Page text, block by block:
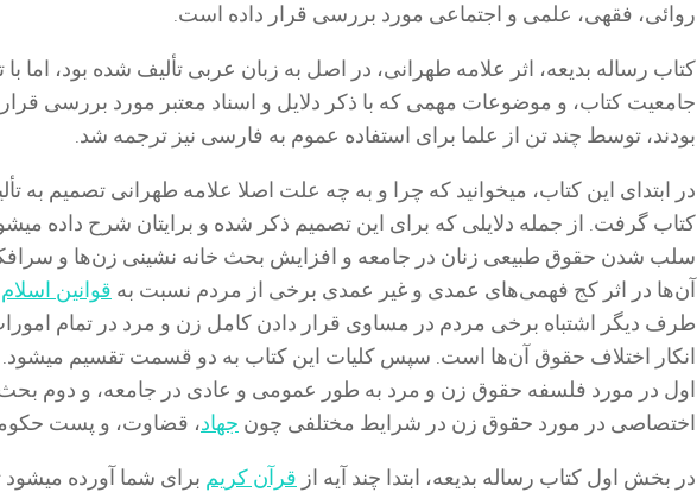
روائی، فقهی، علمی و اجتماعی مورد بررسی قرار داده است.
کتاب رساله بدیعه، اثر علامه طهرانی، در اصل به زبان عربی تألیف شده بود، اما با
جامعیت کتاب، و موضوعات مهمی که با ذکر دلایل و اسناد معتبر مورد بررسی
بودند، توسط چند تن از علما برای استفاده عموم به فارسی نیز ترجمه شد.
در ابتدای این کتاب، میخوانید که چرا و به چه علت اصلا علامه طهرانی تصمیم به
کتاب گرفت. از جمله دلایلی که برای این تصمیم ذکر شده و برایتان شرح داده
سلب شدن حقوق طبیعی زنان در جامعه و افزایش بحث خانه نشینی زن‌ها و
آن‌ها در اثر کج فهمی‌های عمدی و غیر عمدی برخی از مردم نسبت به قوانین اسلام
طرف دیگر اشتباه برخی مردم در مساوی قرار دادن کامل زن و مرد در تمام
انکار اختلاف حقوق آن‌ها است. سپس کلیات این کتاب به دو قسمت تقسیم
اول در مورد فلسفه حقوق زن و مرد به طور عمومی و عادی در جامعه، و دوم
اختصاصی در مورد حقوق زن در شرایط مختلفی چون جهاد، قضاوت، و پست
در بخش اول کتاب رساله بدیعه، ابتدا چند آیه از قرآن کریم برای شما آورده میشود